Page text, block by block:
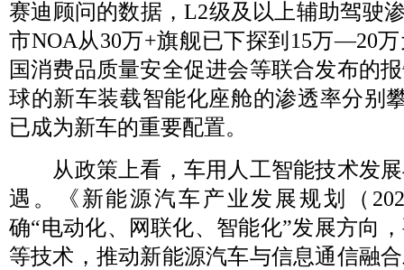
赛迪顾问的数据，L2级及以上辅助驾驶
市NOA从30万+旗舰已下探到15万—20
国消费品质量安全促进会等联合发布的
球的新车装载智能化座舱的渗透率分别
已成为新车的重要配置。
从政策上看，车用人工智能技术发展
遇。《新能源汽车产业发展规划（
确“电动化、网联化、智能化”发展方向
等技术，推动新能源汽车与信息通信融